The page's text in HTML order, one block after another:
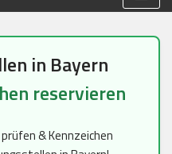
in Bayern
reservieren
& Kennzeichen